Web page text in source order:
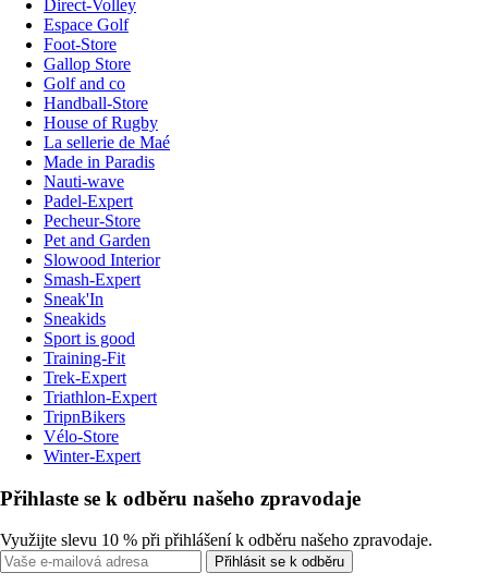
Direct-Volley
Espace Golf
Foot-Store
Gallop Store
Golf and co
Handball-Store
House of Rugby
La sellerie de Maé
Made in Paradis
Nauti-wave
Padel-Expert
Pecheur-Store
Pet and Garden
Slowood Interior
Smash-Expert
Sneak'In
Sneakids
Sport is good
Training-Fit
Trek-Expert
Triathlon-Expert
TripnBikers
Vélo-Store
Winter-Expert
Přihlaste se k odběru našeho zpravodaje
Využijte slevu 10 % při přihlášení k odběru našeho zpravodaje.
Přihlásit se k odběru